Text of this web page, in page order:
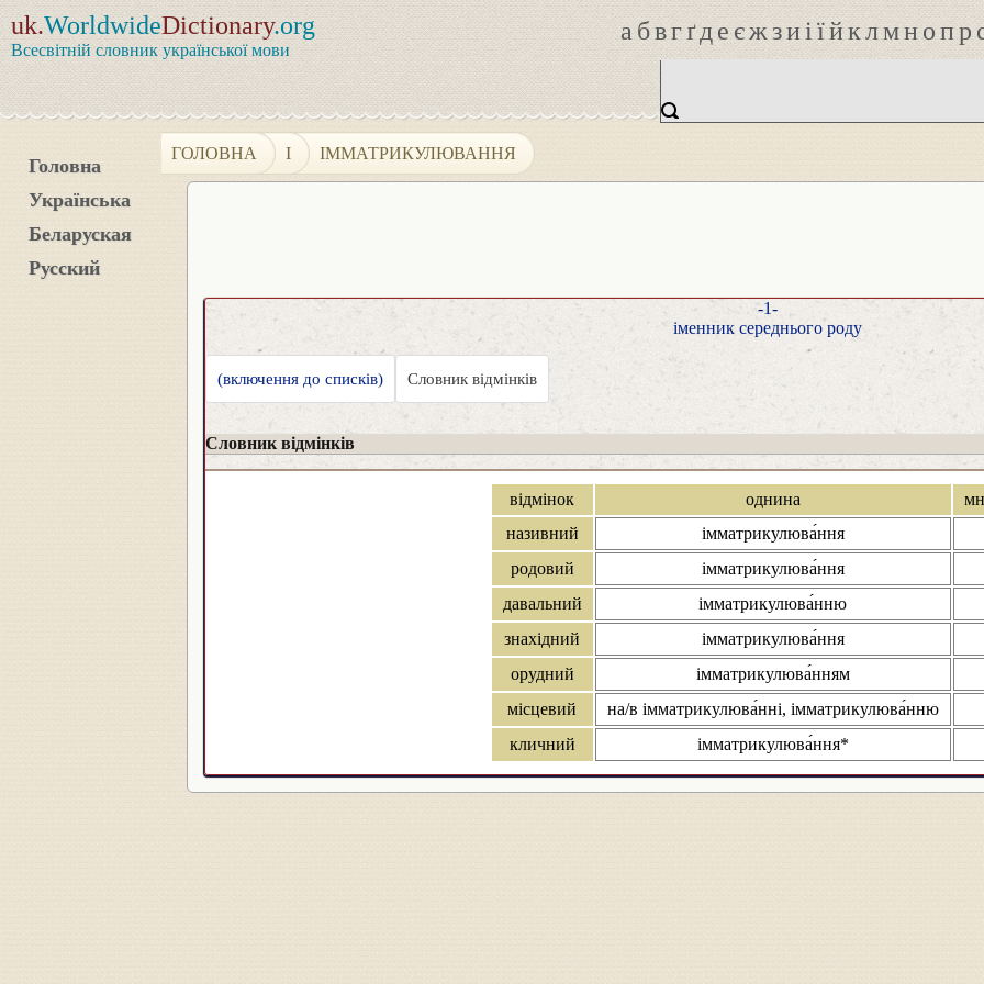
uk.WorldwideDictionary.org
Всесвітній словник української мови
абвгґдеєжзиіїйклмнопр
Головна
Українська
Беларуская
Русский
ГОЛОВНА І ІММАТРИКУЛЮВАННЯ
-1-
іменник середнього роду
(включення до списків) Словник відмінків
Словник відмінків
відмінок однина
називний
імматрикулюва́ння
родовий
імматрикулюва́ння
давальний
імматрикулюва́нню
знахідний
імматрикулюва́ння
орудний
імматрикулюва́нням
місцевий
на/в імматрикулюва́нні, імматрикулюва́нню
кличний
імматрикулюва́ння*